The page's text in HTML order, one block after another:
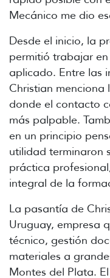
Mecánico me dio
Desde el inicio, la
permitió trabajar
aplicado. Entre las
Christian menciona
donde el contacto
más palpable.
en un principio
utilidad terminaron
práctica
integral de la
La pasantía de
Uruguay, empresa
técnico, gestión
materiales a
Montes del Plata.